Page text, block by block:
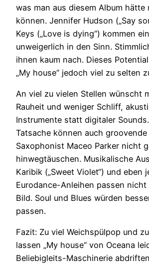
was man aus diesem Album hätte
können. Jennifer Hudson („Say
Keys („Love is dying“) kommen
unweigerlich in den Sinn.
ihnen kaum nach. Dieses
„My house“ jedoch viel zu selten
An viel zu vielen Stellen wünscht
Rauheit und weniger Schliff,
Instrumente statt digitaler
Tatsache können auch
Saxophonist Maceo Parker nicht
hinwegtäuschen. Musikalische
Karibik („Sweet Violet“) und eben
Eurodance-Anleihen passen
Bild. Soul und Blues würden
passen.
Fazit: Zu viel Weichspülpop und
lassen „My house“ von Oceana
Beliebigleits-Maschinerie